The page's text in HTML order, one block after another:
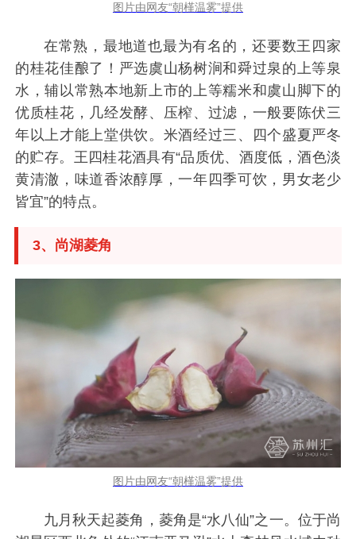
图片由网友“朝槿温雾”提供
在常熟，最地道也最为有名的，还要数王四家
的桂花佳酿了！严选虞山杨树涧和舜过泉的上等泉
水，辅以常熟本地新上市的上等糯米和虞山脚下的
优质桂花，几经发酵、压榨、过滤，一般要陈伏三
年以上才能上堂供饮。米酒经过三、四个盛夏严冬
的贮存。王四桂花酒具有“品质优、酒度低，酒色淡
黄清澈，味道香浓醇厚，一年四季可饮，男女老少
皆宜”的特点。
3、尚湖菱角
图片由网友“朝槿温雾”提供
九月秋天起菱角，菱角是“水八仙”之一。位于尚